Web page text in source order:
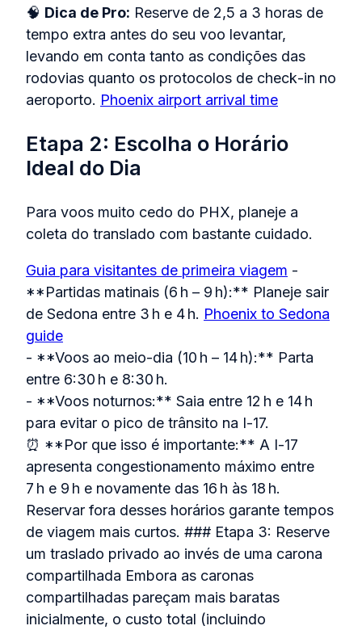
🧠 Dica de Pro: Reserve de 2,5 a 3 horas de
tempo extra antes do seu voo levantar,
levando em conta tanto as condições das
rodovias quanto os protocolos de check‑in no
aeroporto. Phoenix airport arrival time
Etapa 2: Escolha o Horário
Ideal do Dia
Para voos muito cedo do PHX, planeje a
coleta do translado com bastante cuidado.
Guia para visitantes de primeira viagem -
**Partidas matinais (6 h – 9 h):** Planeje sair
de Sedona entre 3 h e 4 h. Phoenix to Sedona
guide
- **Voos ao meio‑dia (10 h – 14 h):** Parta
entre 6:30 h e 8:30 h.
- **Voos noturnos:** Saia entre 12 h e 14 h
para evitar o pico de trânsito na I‑17.
⏰ **Por que isso é importante:** A I‑17
apresenta congestionamento máximo entre
7 h e 9 h e novamente das 16 h às 18 h.
Reservar fora desses horários garante tempos
de viagem mais curtos. ### Etapa 3: Reserve
um traslado privado ao invés de uma carona
compartilhada Embora as caronas
compartilhadas pareçam mais baratas
inicialmente, o custo total (incluindo